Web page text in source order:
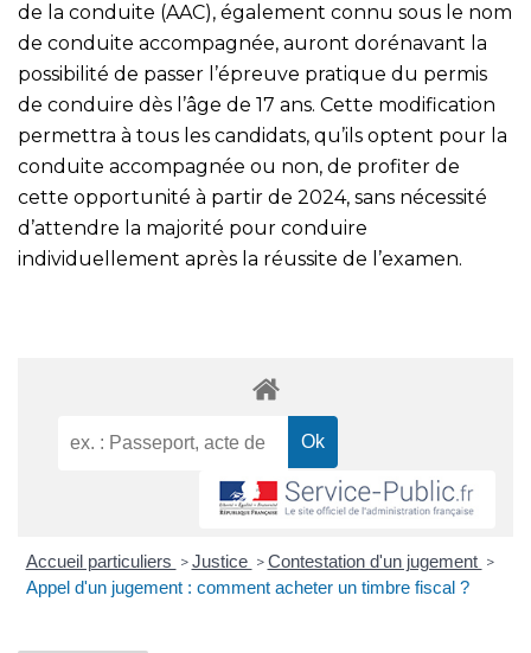
de la conduite (AAC), également connu sous le nom
de conduite accompagnée, auront dorénavant la
possibilité de passer l’épreuve pratique du permis
de conduire dès l’âge de 17 ans. Cette modification
permettra à tous les candidats, qu’ils optent pour la
conduite accompagnée ou non, de profiter de
cette opportunité à partir de 2024, sans nécessité
d’attendre la majorité pour conduire
individuellement après la réussite de l’examen.
Accueil particuliers > Justice > Contestation d'un jugement >
Appel d'un jugement : comment acheter un timbre fiscal ?